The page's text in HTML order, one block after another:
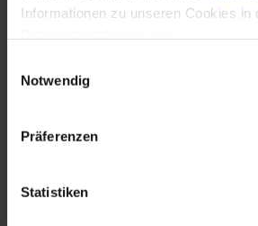
Informationen zu unseren Cookies in
Notwendig
Präferenzen
Statistiken
24.01.2020
Klimaschutz und CO2-
Herausforderung aber nicht…
WEITERLESEN